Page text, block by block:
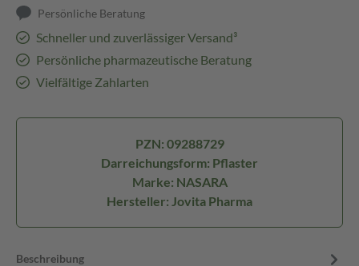
Persönliche Beratung
Schneller und zuverlässiger Versand³
Persönliche pharmazeutische Beratung
Vielfältige Zahlarten
PZN: 09288729
Darreichungsform: Pflaster
Marke: NASARA
Hersteller: Jovita Pharma
Beschreibung